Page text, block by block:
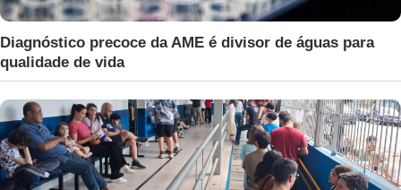
Diagnóstico precoce da AME é divisor de águas para
qualidade de vida